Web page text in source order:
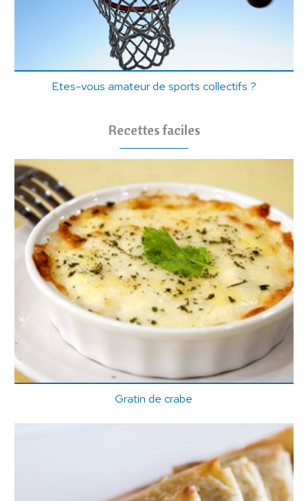
Etes-vous amateur de sports collectifs ?
Recettes faciles
Gratin de crabe